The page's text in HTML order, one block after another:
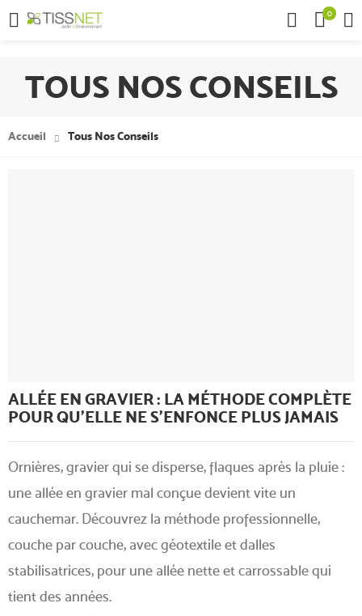
 0
TOUS NOS CONSEILS
Accueil Tous Nos Conseils
ALLÉE EN GRAVIER : LA MÉTHODE COMPLÈTE
POUR QU'ELLE NE S'ENFONCE PLUS JAMAIS
Ornières, gravier qui se disperse, flaques après la pluie :
une allée en gravier mal conçue devient vite un
cauchemar. Découvrez la méthode professionnelle,
couche par couche, avec géotextile et dalles
stabilisatrices, pour une allée nette et carrossable qui
tient des années.